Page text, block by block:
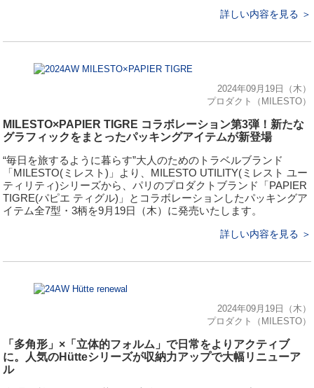
詳しい内容を見る ＞
2024年09月19日（木）
プロダクト（MILESTO）
MILESTO×PAPIER TIGRE コラボレーション第3弾！新たな
グラフィックをまとったパッキングアイテムが新登場
“毎日を旅するように暮らす”大⼈のためのトラベルブランド
「MILESTO(ミレスト)」より、MILESTO UTILITY(ミレスト ユー
ティリティ)シリーズから、パリのプロダクトブランド「PAPIER
TIGRE(パピエ ティグル)」とコラボレーションしたパッキングア
イテム全7型・3柄を9月19日（木）に発売いたします。
詳しい内容を見る ＞
2024年09月19日（木）
プロダクト（MILESTO）
「多角形」×「立体的フォルム」で日常をよりアクティブ
に。人気のHütteシリーズが収納力アップで大幅リニューア
ル